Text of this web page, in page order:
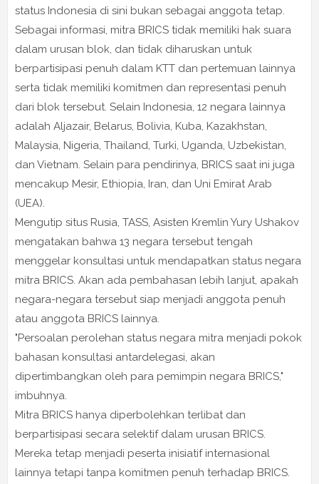
status Indonesia di sini bukan sebagai anggota tetap.
Sebagai informasi, mitra BRICS tidak memiliki hak suara
dalam urusan blok, dan tidak diharuskan untuk
berpartisipasi penuh dalam KTT dan pertemuan lainnya
serta tidak memiliki komitmen dan representasi penuh
dari blok tersebut. Selain Indonesia, 12 negara lainnya
adalah Aljazair, Belarus, Bolivia, Kuba, Kazakhstan,
Malaysia, Nigeria, Thailand, Turki, Uganda, Uzbekistan,
dan Vietnam. Selain para pendirinya, BRICS saat ini juga
mencakup Mesir, Ethiopia, Iran, dan Uni Emirat Arab
(UEA).
Mengutip situs Rusia, TASS, Asisten Kremlin Yury Ushakov
mengatakan bahwa 13 negara tersebut tengah
menggelar konsultasi untuk mendapatkan status negara
mitra BRICS. Akan ada pembahasan lebih lanjut, apakah
negara-negara tersebut siap menjadi anggota penuh
atau anggota BRICS lainnya.
"Persoalan perolehan status negara mitra menjadi pokok
bahasan konsultasi antardelegasi, akan
dipertimbangkan oleh para pemimpin negara BRICS,"
imbuhnya.
Mitra BRICS hanya diperbolehkan terlibat dan
berpartisipasi secara selektif dalam urusan BRICS.
Mereka tetap menjadi peserta inisiatif internasional
lainnya tetapi tanpa komitmen penuh terhadap BRICS.